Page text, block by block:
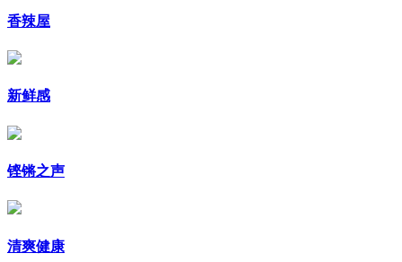
香辣屋
新鲜感
铿锵之声
清爽健康